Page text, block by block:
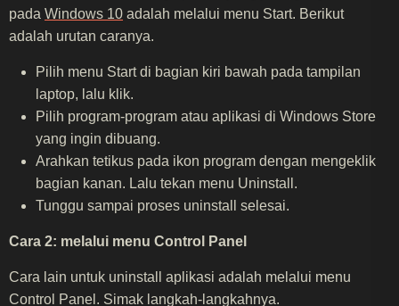
pada Windows 10 adalah melalui menu Start. Berikut
adalah urutan caranya.
Pilih menu Start di bagian kiri bawah pada tampilan
laptop, lalu klik.
Pilih program-program atau aplikasi di Windows Store
yang ingin dibuang.
Arahkan tetikus pada ikon program dengan mengeklik
bagian kanan. Lalu tekan menu Uninstall.
Tunggu sampai proses uninstall selesai.
Cara 2: melalui menu Control Panel
Cara lain untuk uninstall aplikasi adalah melalui menu
Control Panel. Simak langkah-langkahnya.